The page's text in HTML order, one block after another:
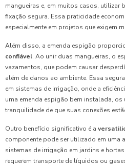
mangueiras e, em muitos casos, utilizar
fixação segura. Essa praticidade
especialmente em projetos que exigem
Além disso, a emenda espigão
confiável. Ao unir duas mangueiras, o
vazamentos, que podem causar
além de danos ao ambiente. Essa
em sistemas de irrigação, onde a
uma emenda espigão bem instalada, os
tranquilidade de que suas conexões
Outro benefício significativo é a
componente pode ser utilizado em uma
sistemas de irrigação em jardins e
requerem transporte de líquidos ou